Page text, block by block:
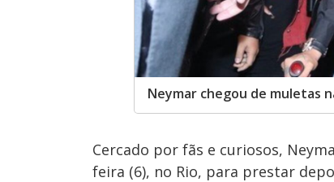
Neymar chegou de muletas
Cercado por fãs e curiosos,
feira (6), no Rio, para prestar